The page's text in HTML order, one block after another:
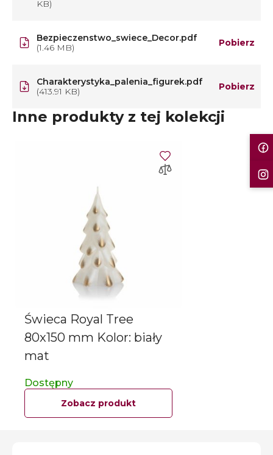
KB)
Bezpieczenstwo_swiece_Decor.pdf
(1.46 MB)
Pobierz
Charakterystyka_palenia_figurek.pdf
(413.91 KB)
Pobierz
Inne produkty z tej kolekcji
Świeca Royal Tree
80x150 mm Kolor: biały
mat
Dostępny
Zobacz produkt